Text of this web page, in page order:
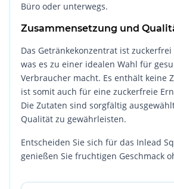
Büro oder unterwegs.
Zusammensetzung und
Das Getränkekonzentrat ist
was es zu einer idealen Wahl für
Verbraucher macht. Es enthält keine
ist somit auch für eine zuckerfreie
Die Zutaten sind sorgfältig
Qualität zu gewährleisten.
Entscheiden Sie sich für das Inlead
genießen Sie fruchtigen Geschmack